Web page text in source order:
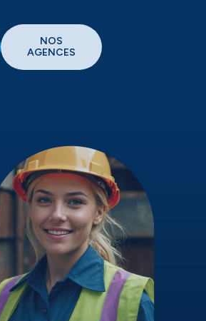
NOS
AGENCES